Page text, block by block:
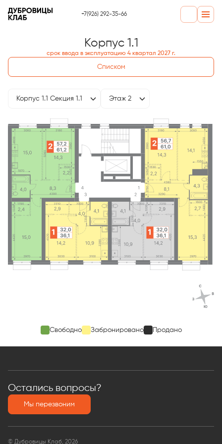
+7(926) 292-35-66
Корпус 1.1
срок ввода в эксплуатацию 4 квартал 2027 г.
Списком
Корпус 1.1 Секция 1.1 Этаж 2
Свободно Забронировано Продано
Остались вопросы?
Мы перезвоним
© Дубровицы Клаб, 2026